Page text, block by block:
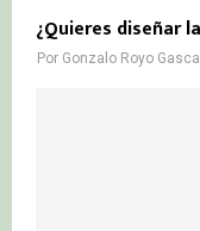
¿Quieres diseñar
Por Gonzalo Royo Gasca